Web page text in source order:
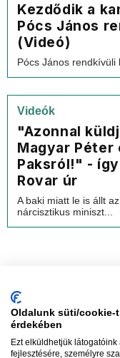
Kezdődik a
Pócs János
(Videó)
Pócs János rendkívüli
Videók
"Azonnal
Magyar
Paksról!" -
Rovar úr
A baki miatt le is állt
nárcisztikus miniszt...
Oldalunk süti/cookie-
érdekében
Ezt elküldhetjük
fejlesztésére, személyre